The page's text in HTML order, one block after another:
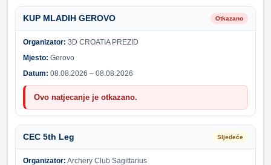
KUP MLADIH GEROVO Otkazano
Organizator: 3D CROATIA PREZID
Mjesto: Gerovo
Datum: 08.08.2026 – 08.08.2026
Ovo natjecanje je otkazano.
CEC 5th Leg Sljedeće
Organizator: Archery Club Sagittarius